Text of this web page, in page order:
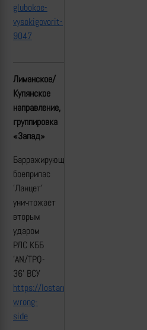
glubokoe-
vysokigovorit-
9047
Лиманское/
Купянское
направление,
группировка
«Запад»
Барражирующий
боеприпас
'Ланцет'
уничтожает
вторым
ударом
РЛС КББ
'AN/TPQ-
36' ВСУ
https://lostarmour.info/news/
wrong-
side